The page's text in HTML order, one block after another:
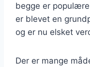
begge er
er blevet en
og er nu elsket
Der er mange